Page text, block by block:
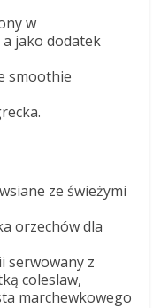
w
jako dodatek
smoothie
ze świeżymi
orzechów dla
serwowany z
coleslaw,
marchewkowego